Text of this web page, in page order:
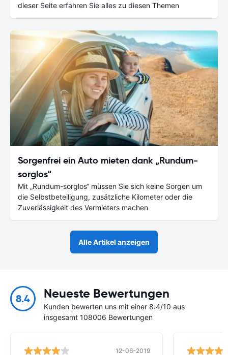
dieser Seite erfahren Sie alles zu diesen Themen
Sorgenfrei ein Auto mieten dank „Rundum-
sorglos“
Mit „Rundum-sorglos“ müssen Sie sich keine Sorgen um
die Selbstbeteiligung, zusätzliche Kilometer oder die
Zuverlässigkeit des Vermieters machen
Alle Artikel anzeigen
8.4 Neueste Bewertungen
Kunden bewerten uns mit einer 8.4/10 aus
insgesamt 108006 Bewertungen
12-06-2019